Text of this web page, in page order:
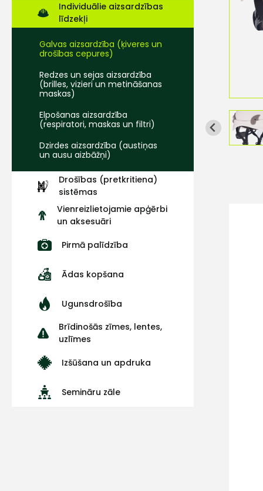
Individuālie aizsardzības
līdzekļi
Galvas aizsardzība (ķiveres un
drošības cepures)
Redzes un sejas aizsardzība
(brilles, vizieri un metināšanas
maskas)
Elpošanas aizsardzība
(respiratori, maskas un filtri)
Dzirdes aizsardzība (austiņas
un ausu aizbāžņi)
Drošības (pretkritiena)
sistēmas
Vienreizlietojamie apģērbi
un aksesuāri
Pirmā palīdzība
Ādas kopšana
Ugunsdrošība
Brīdinošās zīmes, lentes,
uzlīmes
Izšūšana un apdruka
Semināru zāle